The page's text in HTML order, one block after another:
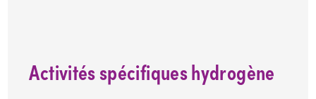
Activités spécifiques hydrogène